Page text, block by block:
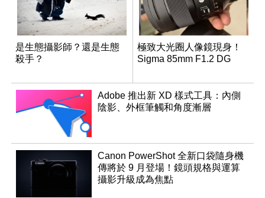
是生態攝影師？還是生態
殺手？
極致大光圈人像鏡現身！
Sigma 85mm F1.2 DG
Adobe 推出新 XD 樣式工具：內側
陰影、外框筆觸和角度漸層
Canon PowerShot 全新口袋隨身機
傳將於 9 月登場！鏡頭規格與運算
攝影升級成為焦點